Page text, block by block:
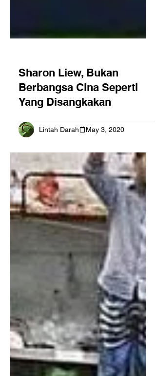
Lintah Darah May 3, 2020
Sharon Liew, Bukan
Berbangsa Cina Seperti
Yang Disangkakan